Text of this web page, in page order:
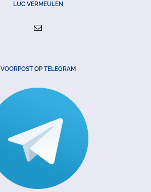
LUC VERMEULEN
VOORPOST OP TELEGRAM